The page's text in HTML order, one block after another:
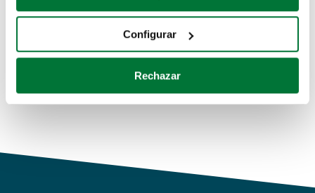
Recopilar información sobre su ubicación geográfica
Identificar su dispositivo analizándolo activamente
para buscar características específicas (huellas
Obtenga más información sobre cómo se procesan sus
de cookies.
Configurar
Rechazar
Coches de km0